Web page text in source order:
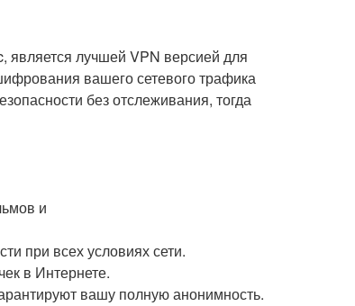
является лучшей VPN версией для
вашего сетевого трафика
без отслеживания, тогда
и
при всех условиях сети.
в Интернете.
вашу полную анонимность.